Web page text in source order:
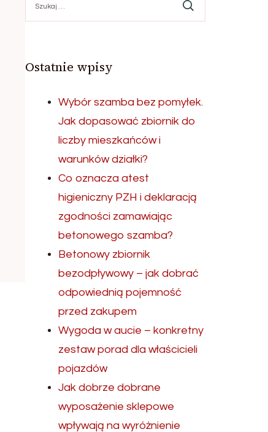
Ostatnie wpisy
Wybór szamba bez pomyłek.
Jak dopasować zbiornik do
liczby mieszkańców i
warunków działki?
Co oznacza atest
higieniczny PZH i deklaracją
zgodności zamawiając
betonowego szamba?
Betonowy zbiornik
bezodpływowy – jak dobrać
odpowiednią pojemność
przed zakupem
Wygoda w aucie – konkretny
zestaw porad dla właścicieli
pojazdów
Jak dobrze dobrane
wyposażenie sklepowe
wpływają na wyróżnienie